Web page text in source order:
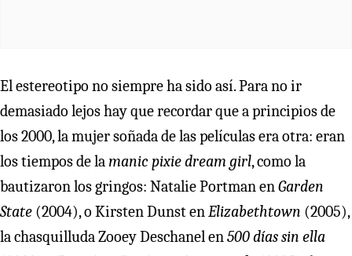
El estereotipo no siempre ha sido así. Para no ir
demasiado lejos hay que recordar que a principios de
los 2000, la mujer soñada de las películas era otra: eran
los tiempos de lamanic pixie dream girl, como la
bautizaron los gringos: Natalie Portman enGarden
State (2004), o Kirsten Dunst enElizabethtown (2005),
la chasquilluda Zooey Deschanel en500 días sin ella